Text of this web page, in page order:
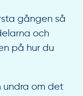
gången så
och
på hur du
undra om det